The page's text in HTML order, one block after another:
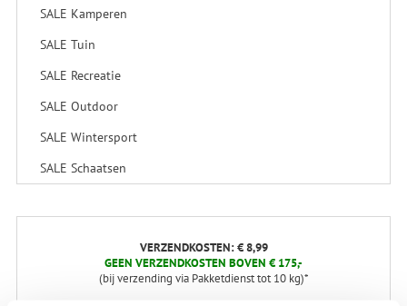
SALE Kamperen
SALE Tuin
SALE Recreatie
SALE Outdoor
SALE Wintersport
SALE Schaatsen
VERZENDKOSTEN: € 8,99
GEEN VERZENDKOSTEN BOVEN € 175,-
(bij verzending via Pakketdienst tot 10 kg)*